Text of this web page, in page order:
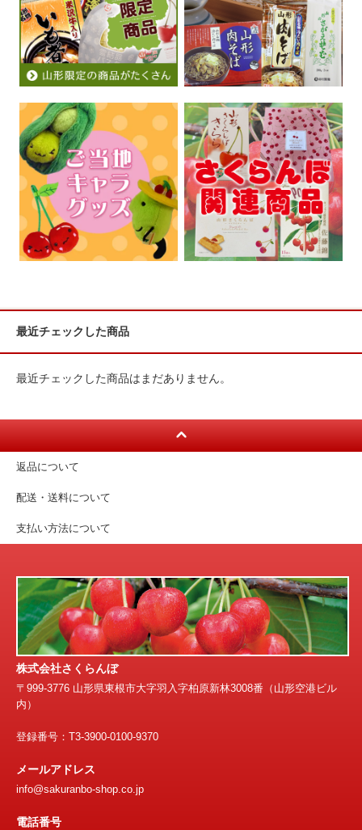
最近チェックした商品
最近チェックした商品はまだありません。
返品について
配送・送料について
支払い方法について
株式会社さくらんぼ
〒999-3776 山形県東根市大字羽入字柏原新林3008番（山形空港ビル
内）
登録番号：T3-3900-0100-9370
メールアドレス
info@sakuranbo-shop.co.jp
電話番号